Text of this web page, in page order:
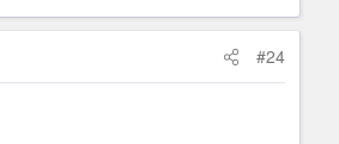
#24